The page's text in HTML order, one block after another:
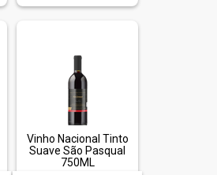
Vinho Nacional Tinto
Suave São Pasqual
750ML